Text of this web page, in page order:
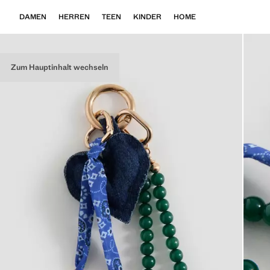
Zum Hauptinhalt wechseln
DAMEN HERREN TEEN KINDER HOME